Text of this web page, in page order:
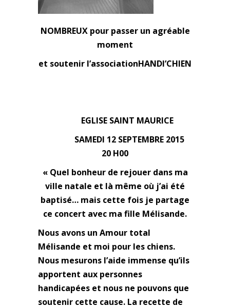
NOMBREUX pour passer un agréable
moment
et soutenir l’associationHANDI’CHIEN
EGLISE SAINT MAURICE
SAMEDI 12 SEPTEMBRE 2015
20 H00
« Quel bonheur de rejouer dans ma
ville natale et là même où j’ai été
baptisé… mais cette fois je partage
ce concert avec ma fille Mélisande.
Nous avons un Amour total
Mélisande et moi pour les chiens.
Nous mesurons l’aide immense qu’ils
apportent aux personnes
handicapées et nous ne pouvons que
soutenir cette cause. La recette de